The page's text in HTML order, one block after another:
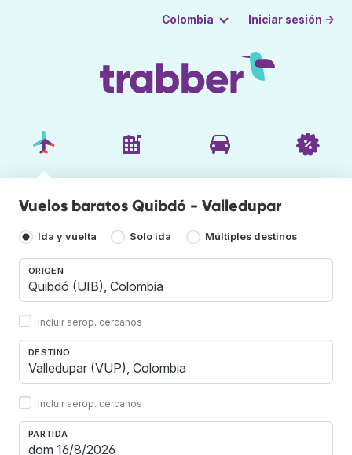
Colombia Iniciar sesión →
Vuelos baratos Quibdó - Valledupar
Ida y vuelta Solo ida Múltiples destinos
ORIGEN
Incluir aerop. cercanos
DESTINO
Incluir aerop. cercanos
PARTIDA